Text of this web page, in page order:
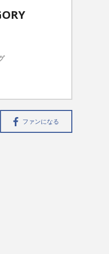
ファンになる